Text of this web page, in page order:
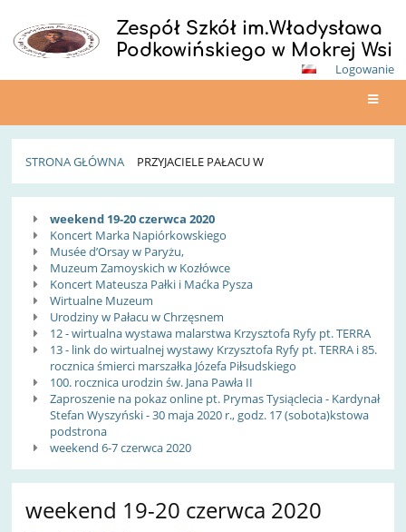
Zespół Szkół im.Władysława
Podkowińskiego w Mokrej Wsi
Logowanie
STRONA GŁÓWNA PRZYJACIELE PAŁACU W
Przyjaciele
Pałacu
weekend 19-20 czerwca 2020
Koncert Marka Napiórkowskiego
Musée d’Orsay w Paryżu,
Muzeum Zamoyskich w Kozłówce
Koncert Mateusza Pałki i Maćka Pysza
Wirtualne Muzeum
Urodziny w Pałacu w Chrzęsnem
12 - wirtualna wystawa malarstwa Krzysztofa Ryfy pt. TERRA
13 - link do wirtualnej wystawy Krzysztofa Ryfy pt. TERRA i 85.
rocznica śmierci marszałka Józefa Piłsudskiego
100. rocznica urodzin św. Jana Pawła II
Zaproszenie na pokaz online pt. Prymas Tysiąclecia - Kardynał
Stefan Wyszyński - 30 maja 2020 r., godz. 17 (sobota)kstowa
podstrona
weekend 6-7 czerwca 2020
weekend 19-20 czerwca 2020